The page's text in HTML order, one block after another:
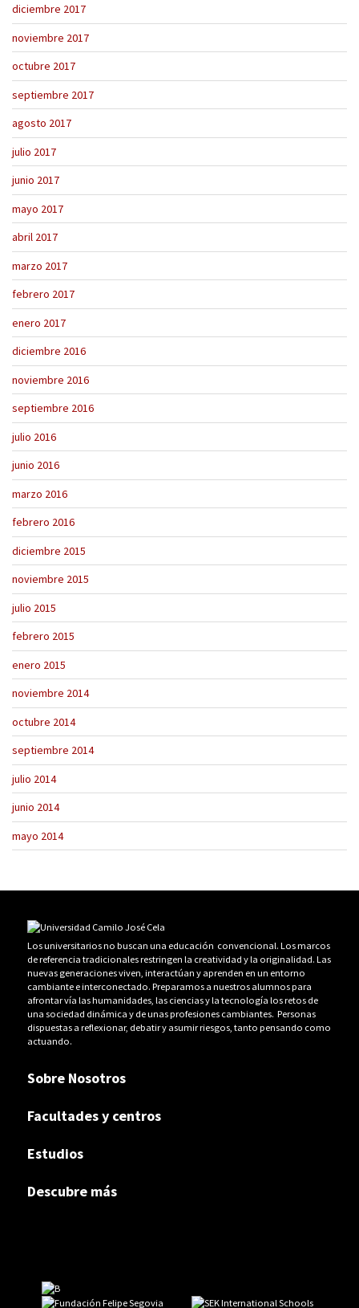
diciembre 2017
noviembre 2017
octubre 2017
septiembre 2017
agosto 2017
julio 2017
junio 2017
mayo 2017
abril 2017
marzo 2017
febrero 2017
enero 2017
diciembre 2016
noviembre 2016
septiembre 2016
julio 2016
junio 2016
marzo 2016
febrero 2016
diciembre 2015
noviembre 2015
julio 2015
febrero 2015
enero 2015
noviembre 2014
octubre 2014
septiembre 2014
julio 2014
junio 2014
mayo 2014
Los universitarios no buscan una educación convencional. Los marcos
de referencia tradicionales restringen la creatividad y la originalidad. Las
nuevas generaciones viven, interactúan y aprenden en un entorno
cambiante e interconectado. Preparamos a nuestros alumnos para
afrontar vía las humanidades, las ciencias y la tecnología los retos de
una sociedad dinámica y de unas profesiones cambiantes. Personas
dispuestas a reflexionar, debatir y asumir riesgos, tanto pensando como
actuando.
Sobre Nosotros
Facultades y centros
Estudios
Descubre más